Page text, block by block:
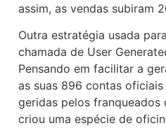
assim, as vendas subiram
Outra estratégia usada
chamada de User
Pensando em facilitar a
as suas 896 contas oficiais
geridas pelos franqueados
criou uma espécie de